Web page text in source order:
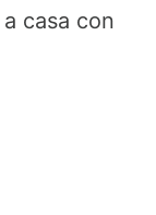
casa con